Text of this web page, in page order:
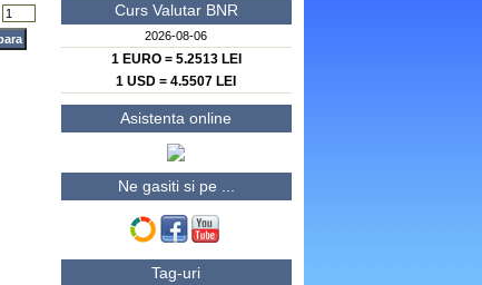
Curs Valutar BNR
2026-08-06
1 EURO = 5.2513 LEI
1 USD = 4.5507 LEI
Asistenta online
Ne gasiti si pe ...
Tag-uri